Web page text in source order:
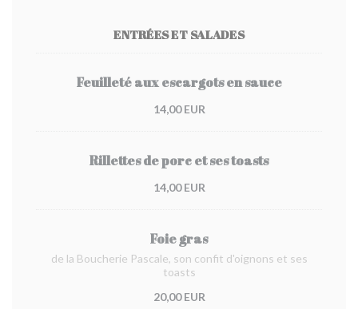
ENTRÉES ET SALADES
Feuilleté aux escargots en sauce
14,00 EUR
Rillettes de porc et ses toasts
14,00 EUR
Foie gras
de la Boucherie Pascale, son confit d'oignons et ses
toasts
20,00 EUR